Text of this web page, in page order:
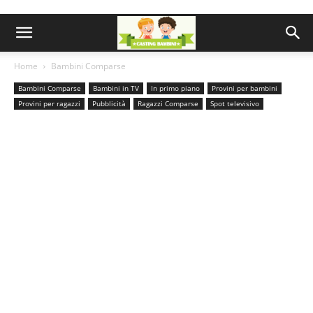
Home Bambini Comparse
Bambini Comparse Bambini in TV In primo piano
Provini per bambini
Provini per ragazzi
Pubblicità Ragazzi Comparse Spot televisivo